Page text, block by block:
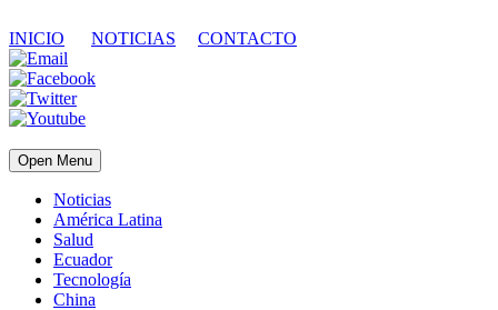
INICIO NOTICIAS CONTACTO
Open Menu
Noticias
América Latina
Salud
Ecuador
Tecnología
China